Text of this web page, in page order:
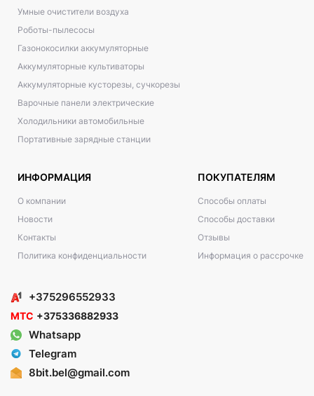
Умные очистители воздуха
Роботы-пылесосы
Газонокосилки аккумуляторные
Аккумуляторные культиваторы
Аккумуляторные кусторезы, сучкорезы
Варочные панели электрические
Холодильники автомобильные
Портативные зарядные станции
ИНФОРМАЦИЯ
О компании
Новости
Контакты
Политика конфиденциальности
ПОКУПАТЕЛЯМ
Способы оплаты
Способы доставки
Отзывы
Информация о рассрочке
+375296552933
МТС +375336882933
Whatsapp
Telegram
8bit.bel@gmail.com